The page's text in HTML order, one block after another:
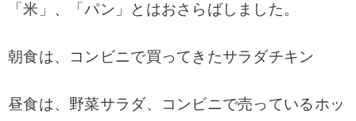
「米」、「パン」とはおさらばしました。
朝食は、コンビニで買ってきたサラダチキン
昼食は、野菜サラダ、コンビニで売っているホッ